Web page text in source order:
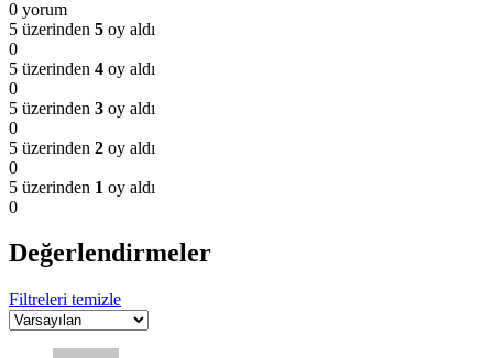
0 yorum
5 üzerinden 5 oy aldı
0
5 üzerinden 4 oy aldı
0
5 üzerinden 3 oy aldı
0
5 üzerinden 2 oy aldı
0
5 üzerinden 1 oy aldı
0
Değerlendirmeler
Filtreleri temizle